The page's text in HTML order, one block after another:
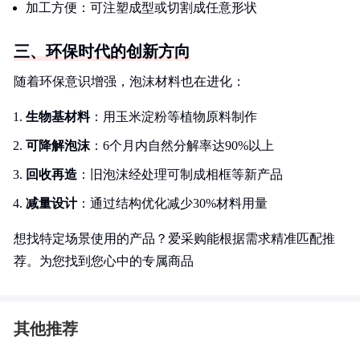
加工方便：可注塑成型或切割成任意形状
三、环保时代的创新方向
随着环保意识增强，泡沫材料也在进化：
生物基材料：用玉米淀粉等植物原料制作
可降解泡沫 ：6个月内自然分解率达90%以上
回收再造 ：旧泡沫经处理可制成相框等新产品
减量设计：通过结构优化减少30%材料用量
想找特定场景使用的产品？爱采购能根据需求精准匹配推
荐。为您找到您心中的专属商品
其他推荐